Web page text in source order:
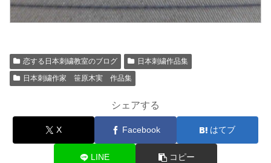
恋する日本刺繍教室のブログ
日本刺繍作品集
日本刺繍作家 笹原木実 作品集
シェアする
X Facebook はてブ
LINE コピー